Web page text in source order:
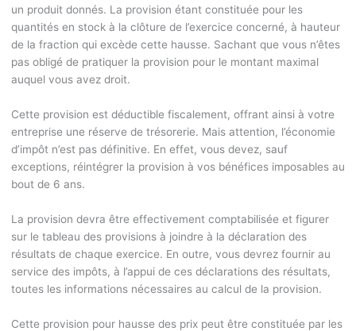
un produit donnés. La provision étant constituée pour les
quantités en stock à la clôture de l’exercice concerné, à hauteur
de la fraction qui excède cette hausse. Sachant que vous n’êtes
pas obligé de pratiquer la provision pour le montant maximal
auquel vous avez droit.
Cette provision est déductible fiscalement, offrant ainsi à votre
entreprise une réserve de trésorerie. Mais attention, l’économie
d’impôt n’est pas définitive. En effet, vous devez, sauf
exceptions, réintégrer la provision à vos bénéfices imposables au
bout de 6 ans.
La provision devra être effectivement comptabilisée et figurer
sur le tableau des provisions à joindre à la déclaration des
résultats de chaque exercice. En outre, vous devrez fournir au
service des impôts, à l’appui de ces déclarations des résultats,
toutes les informations nécessaires au calcul de la provision.
Cette provision pour hausse des prix peut être constituée par les